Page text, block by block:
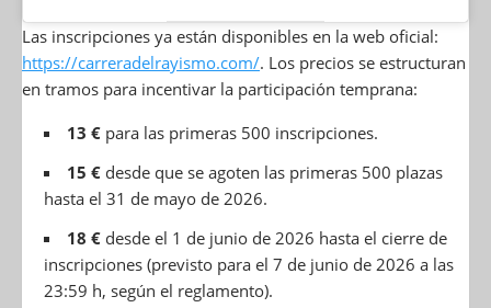
Las inscripciones ya están disponibles en la web oficial:
https://carreradelrayismo.com/. Los precios se estructuran
en tramos para incentivar la participación temprana:
13 € para las primeras 500 inscripciones.
15 € desde que se agoten las primeras 500 plazas
hasta el 31 de mayo de 2026.
18 € desde el 1 de junio de 2026 hasta el cierre de
inscripciones (previsto para el 7 de junio de 2026 a las
23:59 h, según el reglamento).